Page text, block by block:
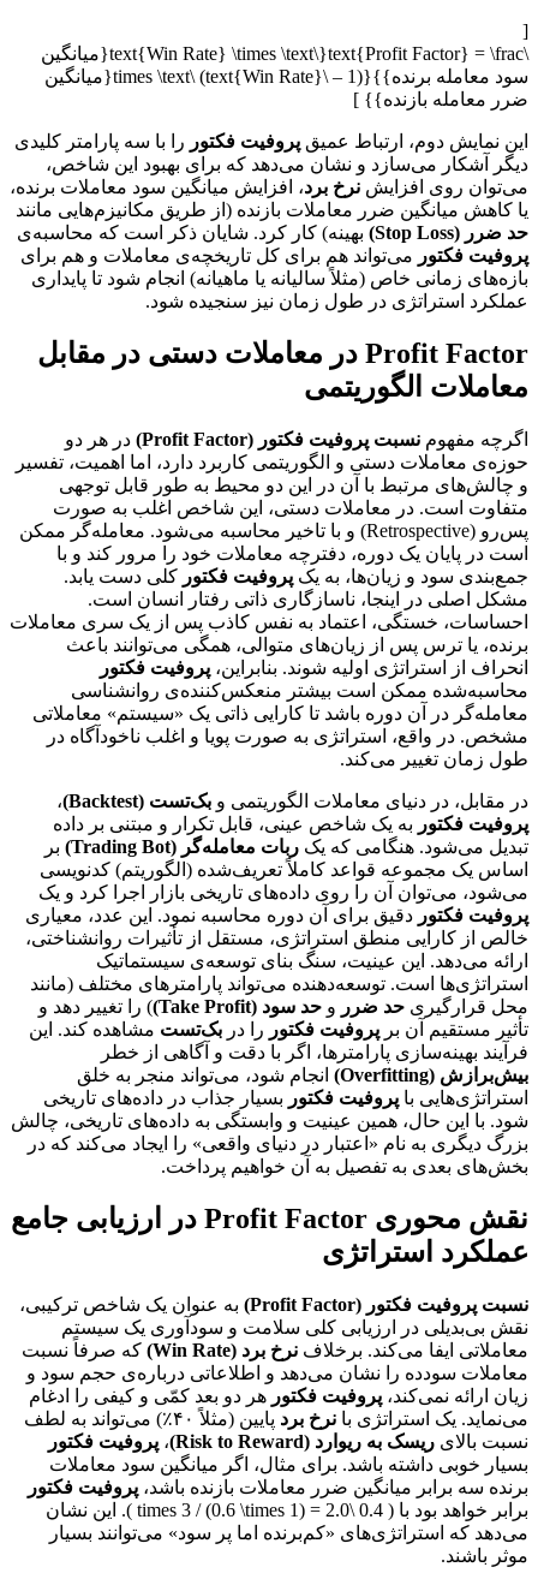
[
\text{Profit Factor} = \frac{\text{Win Rate} \times \text{میانگین
سود معامله برنده}}{(1 – \text{Win Rate}) \times \text{میانگین
ضرر معامله بازنده}} ]
این نمایش دوم، ارتباط عمیق پروفیت فکتور را با سه پارامتر کلیدی
دیگر آشکار می‌سازد و نشان می‌دهد که برای بهبود این شاخص،
می‌توان روی افزایش نرخ برد، افزایش میانگین سود معاملات برنده،
یا کاهش میانگین ضرر معاملات بازنده (از طریق مکانیزم‌هایی مانند
حد ضرر (Stop Loss)
بهینه) کار کرد. شایان ذکر است که محاسبه‌ی
پروفیت فکتور می‌تواند هم برای کل تاریخچه‌ی معاملات و هم برای
بازه‌های زمانی خاص (مثلاً سالیانه یا ماهیانه) انجام شود تا پایداری
عملکرد استراتژی در طول زمان نیز سنجیده شود.
Profit Factor در معاملات دستی در مقابل
معاملات الگوریتمی
اگرچه مفهوم نسبت پروفیت فکتور (Profit Factor)
در هر دو
حوزه‌ی معاملات دستی و الگوریتمی کاربرد دارد، اما اهمیت، تفسیر
و چالش‌های مرتبط با آن در این دو محیط به طور قابل توجهی
متفاوت است. در معاملات دستی، این شاخص اغلب به صورت
پس‌رو (Retrospective) و با تاخیر محاسبه می‌شود. معامله‌گر ممکن
است در پایان یک دوره، دفترچه معاملات خود را مرور کند و با
جمع‌بندی سود و زیان‌ها، به یک پروفیت فکتور کلی دست یابد.
مشکل اصلی در اینجا، ناسازگاری ذاتی رفتار انسان است.
احساسات، خستگی، اعتماد به نفس کاذب پس از یک سری معاملات
برنده، یا ترس پس از زیان‌های متوالی، همگی می‌توانند باعث
انحراف از استراتژی اولیه شوند. بنابراین، پروفیت فکتور
محاسبه‌شده ممکن است بیشتر منعکس‌کننده‌ی روانشناسی
معامله‌گر در آن دوره باشد تا کارایی ذاتی یک «سیستم» معاملاتی
مشخص. در واقع، استراتژی به صورت پویا و اغلب ناخودآگاه در
طول زمان تغییر می‌کند.
در مقابل، در دنیای معاملات الگوریتمی و بک‌تست (Backtest)
،
پروفیت فکتور به یک شاخص عینی، قابل تکرار و مبتنی بر داده
تبدیل می‌شود. هنگامی که یک ربات معامله‌گر (Trading Bot)
بر
اساس یک مجموعه قواعد کاملاً تعریف‌شده (الگوریتم) کدنویسی
می‌شود، می‌توان آن را روی داده‌های تاریخی بازار اجرا کرد و یک
پروفیت فکتور دقیق برای آن دوره محاسبه نمود. این عدد، معیاری
خالص از کارایی منطق استراتژی، مستقل از تأثیرات روانشناختی،
ارائه می‌دهد. این عینیت، سنگ بنای توسعه‌ی سیستماتیک
استراتژی‌ها است. توسعه‌دهنده می‌تواند پارامترهای مختلف (مانند
محل قرارگیری حد ضرر و حد سود (Take Profit)
) را تغییر دهد و
تأثیر مستقیم آن بر پروفیت فکتور را در بک‌تست مشاهده کند. این
فرآیند بهینه‌سازی پارامترها، اگر با دقت و آگاهی از خطر
بیش‌برازش (Overfitting)
انجام شود، می‌تواند منجر به خلق
استراتژی‌هایی با پروفیت فکتور بسیار جذاب در داده‌های تاریخی
شود. با این حال، همین عینیت و وابستگی به داده‌های تاریخی، چالش
بزرگ دیگری به نام «اعتبار در دنیای واقعی» را ایجاد می‌کند که در
بخش‌های بعدی به تفصیل به آن خواهیم پرداخت.
نقش محوری Profit Factor در ارزیابی جامع
عملکرد استراتژی
نسبت پروفیت فکتور (Profit Factor)
به عنوان یک شاخص ترکیبی،
نقش بی‌بدیلی در ارزیابی کلی سلامت و سودآوری یک سیستم
معاملاتی ایفا می‌کند. برخلاف نرخ برد (Win Rate)
که صرفاً نسبت
معاملات سودده را نشان می‌دهد و اطلاعاتی درباره‌ی حجم سود و
زیان ارائه نمی‌کند، پروفیت فکتور هر دو بعد کمّی و کیفی را ادغام
می‌نماید. یک استراتژی با نرخ برد
پایین (مثلاً ۴۰٪) می‌تواند به لطف
نسبت بالای ریسک به ریوارد (Risk to Reward) ، پروفیت فکتور
بسیار خوبی داشته باشد. برای مثال، اگر میانگین سود معاملات
برنده سه برابر میانگین ضرر معاملات بازنده باشد، پروفیت فکتور
برابر خواهد بود با ( 0.4 \times 3 / (0.6 \times 1) = 2.0 ). این نشان
می‌دهد که استراتژی‌های «کم‌برنده اما پر سود» می‌توانند بسیار
موثر باشند.